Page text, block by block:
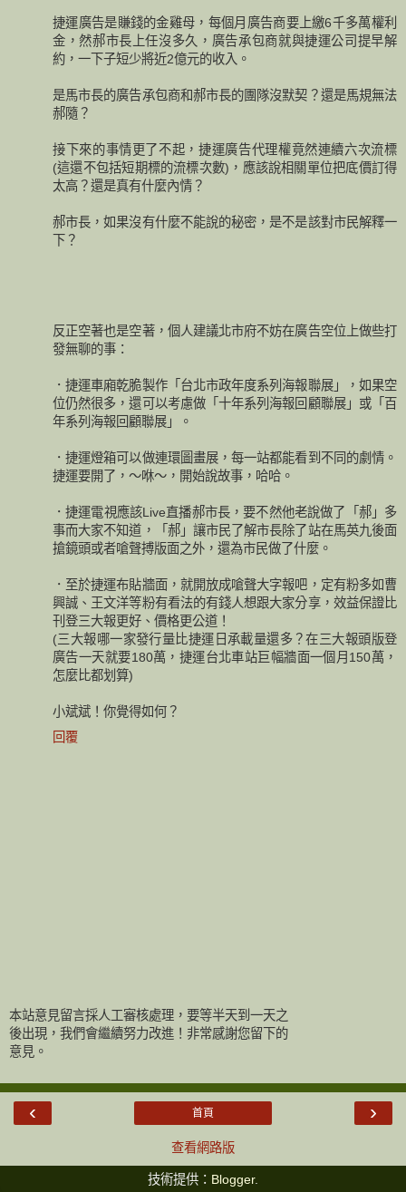
捷運廣告是賺錢的金雞母，每個月廣告商要上繳6千多萬權利
金，然郝市長上任沒多久，廣告承包商就與捷運公司提早解
約，一下子短少將近2億元的收入。
是馬市長的廣告承包商和郝市長的團隊沒默契？還是馬規無法
郝隨？
接下來的事情更了不起，捷運廣告代理權竟然連續六次流標
(這還不包括短期標的流標次數)，應該說相關單位把底價訂得
太高？還是真有什麼內情？
郝市長，如果沒有什麼不能說的秘密，是不是該對市民解釋一
下？
反正空著也是空著，個人建議北市府不妨在廣告空位上做些打
發無聊的事：
．捷運車廂乾脆製作「台北市政年度系列海報聯展」，如果空
位仍然很多，還可以考慮做「十年系列海報回顧聯展」或「百
年系列海報回顧聯展」。
．捷運燈箱可以做連環圖畫展，每一站都能看到不同的劇情。
捷運要開了，～咻～，開始說故事，哈哈。
．捷運電視應該Live直播郝市長，要不然他老說做了「郝」多
事而大家不知道，「郝」讓市民了解市長除了站在馬英九後面
搶鏡頭或者嗆聲搏版面之外，還為市民做了什麼。
．至於捷運布貼牆面，就開放成嗆聲大字報吧，定有粉多如曹
興誠、王文洋等粉有看法的有錢人想跟大家分享，效益保證比
刊登三大報更好、價格更公道！
(三大報哪一家發行量比捷運日承載量還多？在三大報頭版登
廣告一天就要180萬，捷運台北車站巨幅牆面一個月150萬，
怎麼比都划算)
小斌斌！你覺得如何？
回覆
本站意見留言採人工審核處理，要等半天到一天之
後出現，我們會繼續努力改進！非常感謝您留下的
意見。
‹ ›
首頁
查看網路版
技術提供： Blogger.